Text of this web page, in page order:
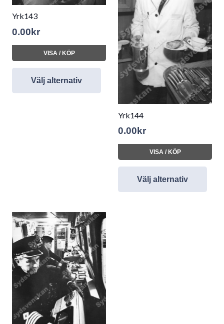
Yrk143
0.00 kr
VISA / KÖP
Välj alternativ
Yrk144
0.00 kr
VISA / KÖP
Välj alternativ